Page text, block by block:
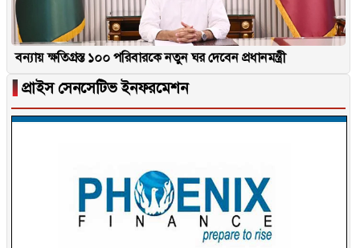
বন্যায় ক্ষতিগ্রস্ত ১০০ পরিবারকে নতুন ঘর দেবেন প্রধানমন্ত্রী
▐ প্রাইস সেনসেটিভ ইনফরমেশন